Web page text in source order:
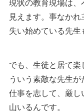
見えます。事なか
失い始めている先生
でも、生徒と居て
ういう素敵な先生
仕事を志して、厳
山いるんです。